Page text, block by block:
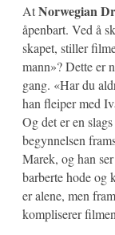
AtNorwegian
åpenbart. Ved å
skapet, stiller
mann»? Dette er
gang. «Har du
han fleiper med
Og det er en
begynnelsen
Marek, og han
barberte hode og
er alene, men
kompliserer